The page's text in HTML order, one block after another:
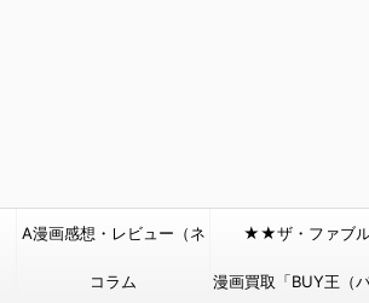
A漫画感想・レビュー（ネ
タバレあり）
★★ザ・ファブ
コラム 漫画買取「BUY王（